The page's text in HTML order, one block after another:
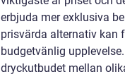
erbjuda mer exklusiva
prisvärda alternativ kan
budgetvänlig
dryckutbudet mellan